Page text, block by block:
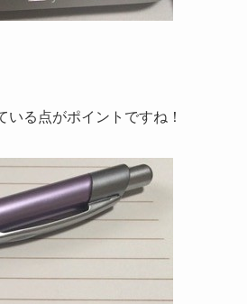
る点がポイントですね！